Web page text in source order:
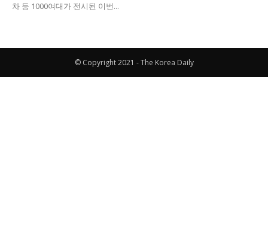
차 등 1000여대가 전시된 이번...
© Copyright 2021 - The Korea Daily